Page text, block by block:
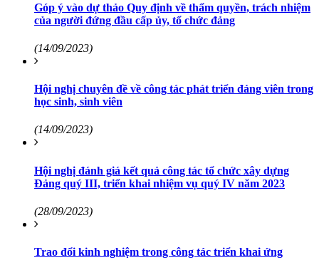
Góp ý vào dự thảo Quy định về thẩm quyền, trách nhiệm
của người đứng đầu cấp ủy, tổ chức đảng
(14/09/2023)
Hội nghị chuyên đề về công tác phát triển đảng viên trong
học sinh, sinh viên
(14/09/2023)
Hội nghị đánh giá kết quả công tác tổ chức xây dựng
Đảng quý III, triển khai nhiệm vụ quý IV năm 2023
(28/09/2023)
Trao đổi kinh nghiệm trong công tác triển khai ứng